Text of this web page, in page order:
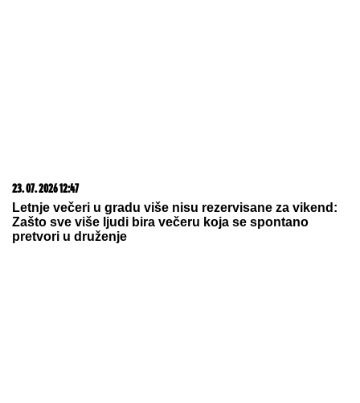
23. 07. 2026 12:47
Letnje večeri u gradu više nisu rezervisane za vikend:
Zašto sve više ljudi bira večeru koja se spontano
pretvori u druženje